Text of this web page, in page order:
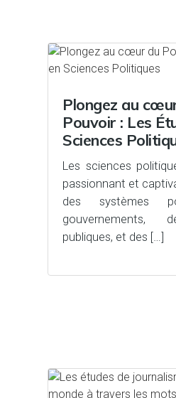
Plongez au
Pouvoir : Les
Sciences
Les sciences
passionnant et
des systèmes
gouvernements,
publiques, et des […]